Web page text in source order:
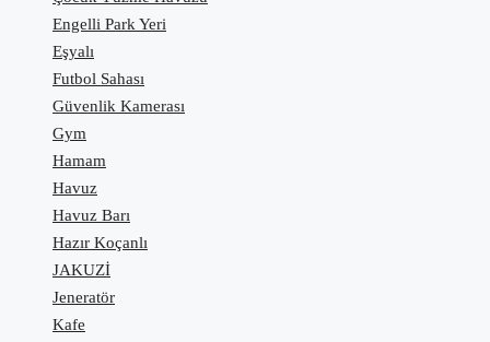
Engelli Park Yeri
Eşyalı
Futbol Sahası
Güvenlik Kamerası
Gym
Hamam
Havuz
Havuz Barı
Hazır Koçanlı
JAKUZİ
Jeneratör
Kafe